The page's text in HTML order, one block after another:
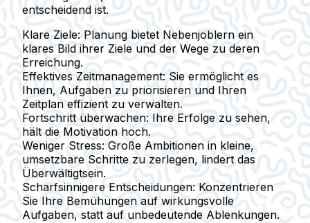
entscheidend ist.
Klare Ziele: Planung bietet Nebenjoblern ein
klares Bild ihrer Ziele und der Wege zu deren
Erreichung.
Effektives Zeitmanagement: Sie ermöglicht es
Ihnen, Aufgaben zu priorisieren und Ihren
Zeitplan effizient zu verwalten.
Fortschritt überwachen: Ihre Erfolge zu sehen,
hält die Motivation hoch.
Weniger Stress: Große Ambitionen in kleine,
umsetzbare Schritte zu zerlegen, lindert das
Überwältigtsein.
Scharfsinnigere Entscheidungen: Konzentrieren
Sie Ihre Bemühungen auf wirkungsvolle
Aufgaben, statt auf unbedeutende Ablenkungen.